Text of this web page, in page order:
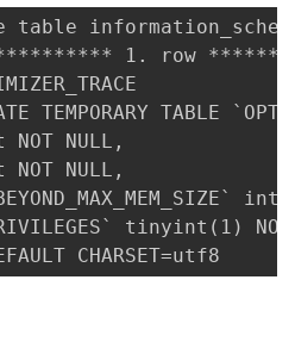
table
1. row
TEMPORARY TABLE
NOT NULL,
NOT NULL,
int
tinyint(1)
CHARSET=utf8